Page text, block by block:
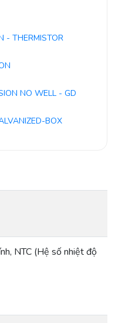
- THERMISTOR
NO WELL - GD
BOX
NTC (Hệ số nhiệt độ